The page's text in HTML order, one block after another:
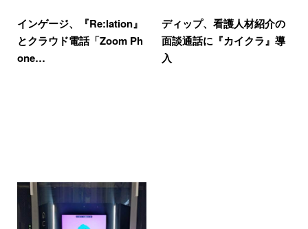
インゲージ、『Re:lation』
とクラウド電話「Zoom Ph
one…
ディップ、看護人材紹介の
面談通話に『カイクラ』導
入